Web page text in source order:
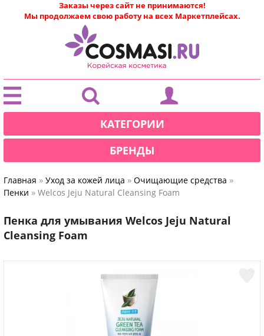
|
Заказы через сайт не принимаются!
Мы продолжаем свою работу на всех Маркетплейсах.
КАТЕГОРИИ
БРЕНДЫ
Главная » Уход за кожей лица » Очищающие средства »
Пенки » Welcos Jeju Natural Cleansing Foam
Пенка для умывания Welcos Jeju Natural
Cleansing Foam